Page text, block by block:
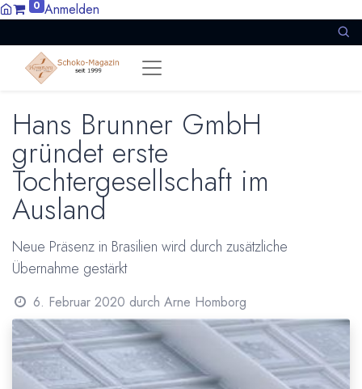
0 Anmelden
Hans Brunner GmbH
gründet erste
Tochtergesellschaft im
Ausland
Neue Präsenz in Brasilien wird durch zusätzliche
Übernahme gestärkt
6. Februar 2020 durch Arne Homborg